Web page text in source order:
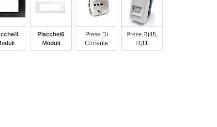
4
Placche/6
Moduli
Prese Di
Corrente
Prese Rj45,
Rj11